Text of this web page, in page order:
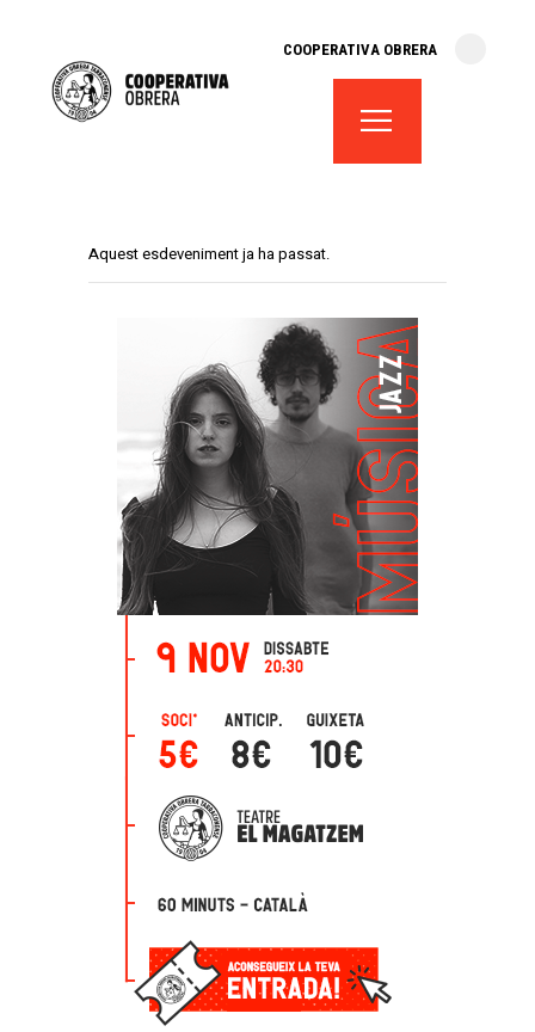
COOPERATIVA OBRERA
fes-te soci
lloguer d’espais
Aquest esdeveniment ja ha passat.